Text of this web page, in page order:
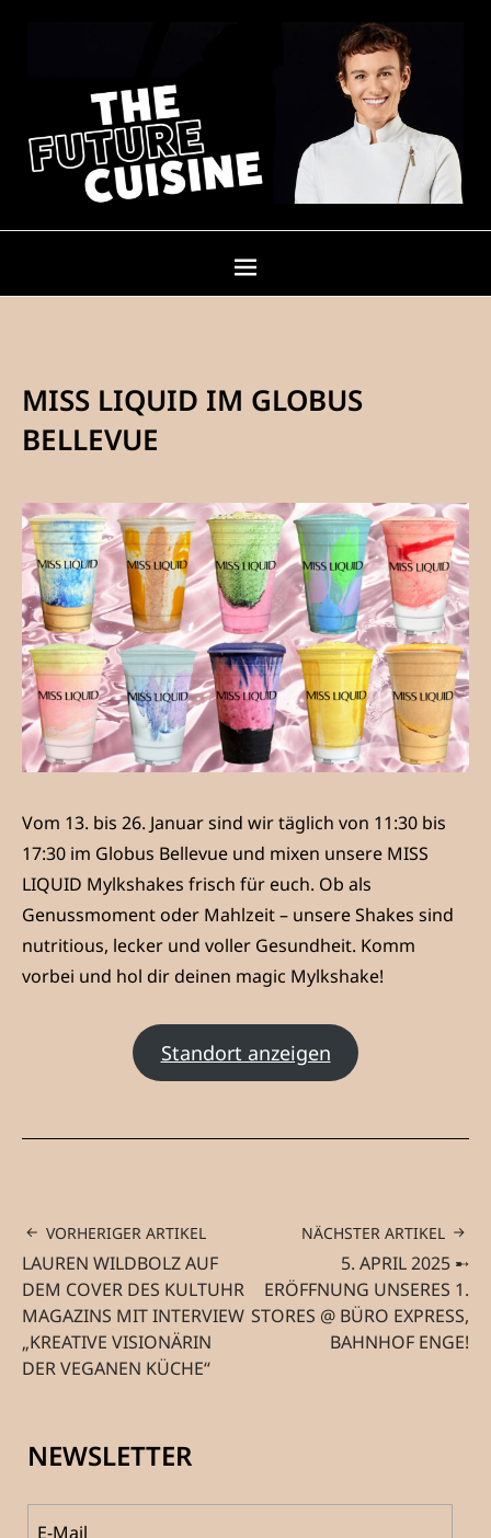
MISS LIQUID IM GLOBUS
BELLEVUE
Vom 13. bis 26. Januar sind wir täglich von 11:30 bis
17:30 im Globus Bellevue und mixen unsere MISS
LIQUID Mylkshakes frisch für euch. Ob als
Genussmoment oder Mahlzeit – unsere Shakes sind
nutritious, lecker und voller Gesundheit. Komm
vorbei und hol dir deinen magic Mylkshake!
Standort anzeigen
VORHERIGER ARTIKEL
LAUREN WILDBOLZ AUF
DEM COVER DES KULTUHR
MAGAZINS MIT INTERVIEW
„KREATIVE VISIONÄRIN
DER VEGANEN KÜCHE“
NÄCHSTER ARTIKEL
5. APRIL 2025 ➸
ERÖFFNUNG UNSERES 1.
STORES @ BÜRO EXPRESS,
BAHNHOF ENGE!
NEWSLETTER